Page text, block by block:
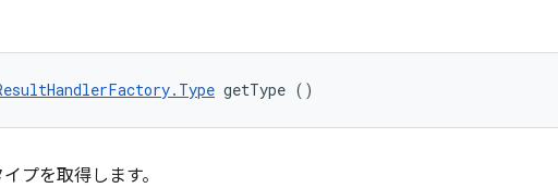
getType ()
プを取得します。